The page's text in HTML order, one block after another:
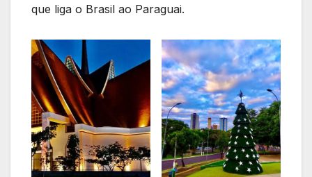
que liga o Brasil ao Paraguai.